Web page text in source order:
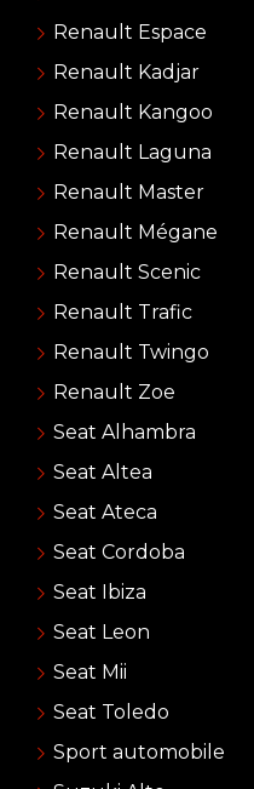
Renault Espace
Renault Kadjar
Renault Kangoo
Renault Laguna
Renault Master
Renault Mégane
Renault Scenic
Renault Trafic
Renault Twingo
Renault Zoe
Seat Alhambra
Seat Altea
Seat Ateca
Seat Cordoba
Seat Ibiza
Seat Leon
Seat Mii
Seat Toledo
Sport automobile